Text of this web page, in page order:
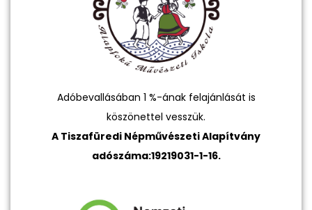
Adóbevallásában 1 %-ának felajánlását is
köszönettel vesszük.
A Tiszafüredi Népművészeti Alapítvány
adószáma:19219031-1-16.